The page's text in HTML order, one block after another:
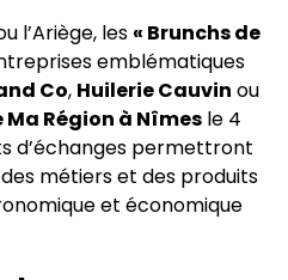
l’Ariège, les « Brunchs de
emblématiques
Co, Huilerie Cauvin ou
Ma Région à Nîmes le 4
d’échanges permettront
métiers et des produits
et économique